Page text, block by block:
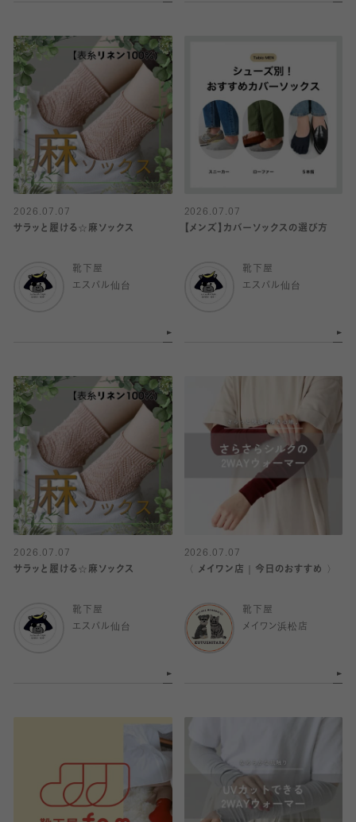
2026.07.07
サラッと履ける☆麻ソックス
靴下屋
エスパル仙台
2026.07.07
【メンズ】カバーソックスの選び方
靴下屋
エスパル仙台
2026.07.07
サラッと履ける☆麻ソックス
靴下屋
エスパル仙台
2026.07.07
〈 メイワン店｜今日のおすすめ 〉
靴下屋
メイワン浜松店